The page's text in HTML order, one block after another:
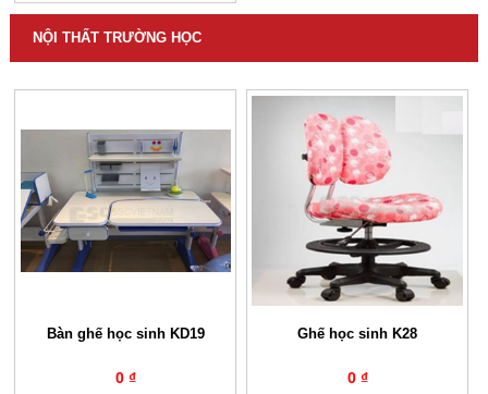
NỘI THẤT TRƯỜNG HỌC
Bàn ghế học sinh KD19
0 ₫
Ghế học sinh K28
0 ₫